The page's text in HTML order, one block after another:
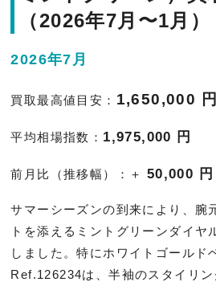
（2026年7月〜1月）
2026年7月
買取最高値目安： 1,650,000
平均相場指数： 1,975,000 円
前月比（推移幅）：＋ 50,000 円
サマーシーズンの到来により、腕
トを添えるミントグリーンダイヤ
しました。特にホワイトゴールド
Ref.126234は、半袖のスタイリ